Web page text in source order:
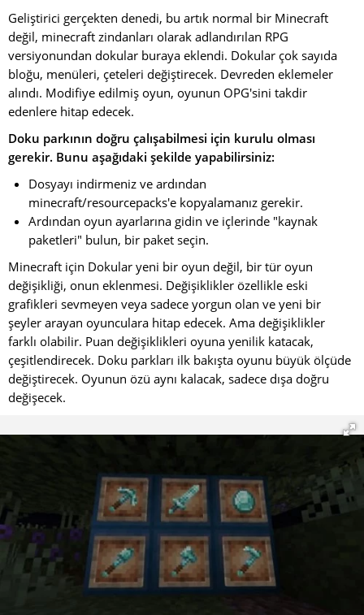
Geliştirici gerçekten denedi, bu artık normal bir Minecraft
değil, minecraft zindanları olarak adlandırılan RPG
versiyonundan dokular buraya eklendi. Dokular çok sayıda
bloğu, menüleri, çeteleri değiştirecek. Devreden eklemeler
alındı. Modifiye edilmiş oyun, oyunun OPG'sini takdir
edenlere hitap edecek.
Doku parkının doğru çalışabilmesi için kurulu olması
gerekir. Bunu aşağıdaki şekilde yapabilirsiniz:
Dosyayı indirmeniz ve ardından
minecraft/resourcepacks'e kopyalamanız gerekir.
Ardından oyun ayarlarına gidin ve içlerinde "kaynak
paketleri" bulun, bir paket seçin.
Minecraft için Dokular yeni bir oyun değil, bir tür oyun
değişikliği, onun eklenmesi. Değişiklikler özellikle eski
grafikleri sevmeyen veya sadece yorgun olan ve yeni bir
şeyler arayan oyunculara hitap edecek. Ama değişiklikler
farklı olabilir. Puan değişiklikleri oyuna yenilik katacak,
çeşitlendirecek. Doku parkları ilk bakışta oyunu büyük ölçüde
değiştirecek. Oyunun özü aynı kalacak, sadece dışa doğru
değişecek.